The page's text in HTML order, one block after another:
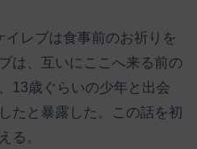
レブは食事前のお祈りを
は、互いにここへ来る前の
13歳ぐらいの少年と出会
たと暴露した。この話を初
る。